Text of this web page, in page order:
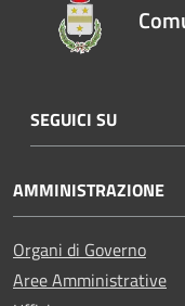
SEGUICI SU
AMMINISTRAZIONE
Organi di Governo
Aree Amministrative